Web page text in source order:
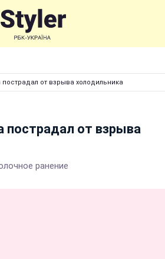
от взрыва холодильника
от взрыва
ранение